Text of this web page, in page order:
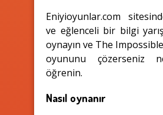
Eniyioyunlar.com
ve eğlenceli bir bilgi
oynayın ve The
oyununu çözerseniz
öğrenin.
Nasıl oynanır